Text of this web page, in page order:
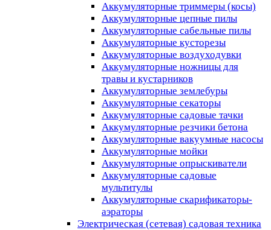
Аккумуляторные триммеры (косы)
Аккумуляторные цепные пилы
Аккумуляторные сабельные пилы
Аккумуляторные кусторезы
Аккумуляторные воздуходувки
Аккумуляторные ножницы для
травы и кустарников
Аккумуляторные землебуры
Аккумуляторные секаторы
Аккумуляторные садовые тачки
Аккумуляторные резчики бетона
Аккумуляторные вакуумные насосы
Аккумуляторные мойки
Аккумуляторные опрыскиватели
Аккумуляторные садовые
мультитулы
Аккумуляторные скарификаторы-
аэраторы
Электрическая (сетевая) садовая техника